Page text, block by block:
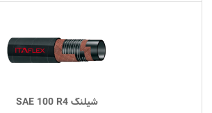
شیلنگ SAE 100 R4